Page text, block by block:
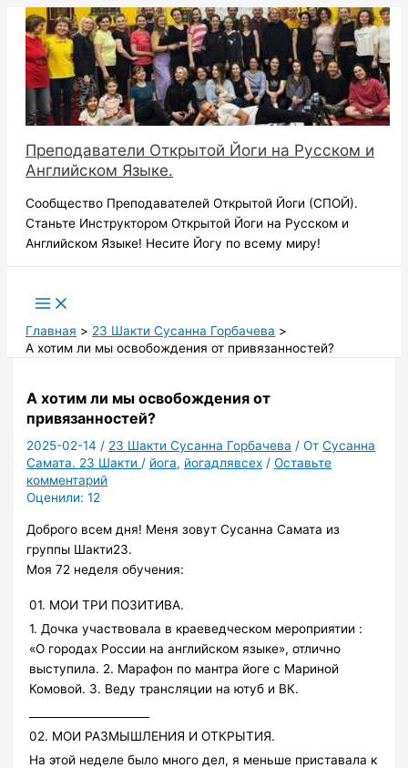
Перейти
содержимому
Преподаватели Открытой Йоги на Русском и
Английском Языке.
Сообщество Преподавателей Открытой Йоги (СПОЙ).
Станьте Инструктором Открытой Йоги на Русском и
Английском Языке! Несите Йогу по всему миру!
Главная
23 Шакти Сусанна Горбачева
А хотим ли мы освобождения от привязанностей?
А хотим ли мы освобождения от
привязанностей?
2025-02-14/ 23 Шакти Сусанна Горбачева / ОтСусанна
Самата. 23 Шакти/ йога, йогадлявсех /Оставьте
комментарий
Оценили: 12
Доброго всем дня! Меня зовут Сусанна Самата из
группы Шакти23.
Моя 72 неделя обучения:
01. МОИ ТРИ ПОЗИТИВА.
1. Дочка участвовала в краеведческом мероприятии :
«О городах России на английском языке», отлично
выступила. 2. Марафон по мантра йоге с Мариной
Комовой. 3. Веду трансляции на ютуб и ВК.
02. МОИ РАЗМЫШЛЕНИЯ И ОТКРЫТИЯ.
На этой неделе было много дел, я меньше приставала к